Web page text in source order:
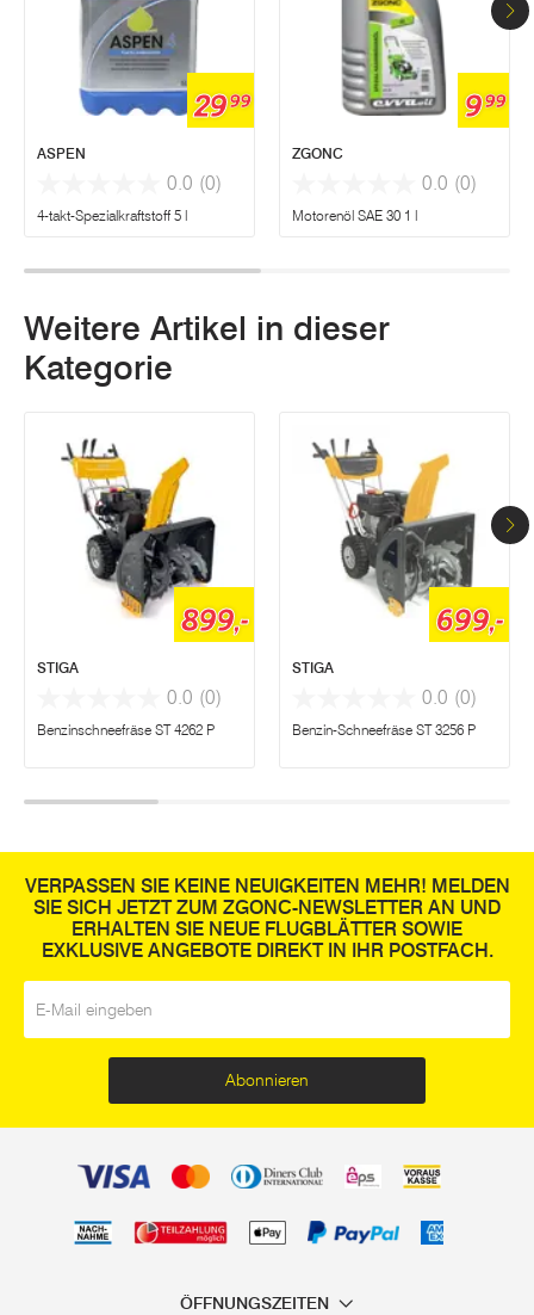
2999
ASPEN
0.0 (0)
4-takt-Spezialkraftstoff 5 l
999
ZGONC
0.0 (0)
Motorenöl SAE 30 1 l
Weitere Artikel in dieser
Kategorie
899,-
STIGA
0.0 (0)
Benzinschneefräse ST 4262 P
699,-
STIGA
0.0 (0)
Benzin-Schneefräse ST 3256 P
VERPASSEN SIE KEINE NEUIGKEITEN MEHR! MELDEN
SIE SICH JETZT ZUM ZGONC-NEWSLETTER AN UND
ERHALTEN SIE NEUE FLUGBLÄTTER SOWIE
EXKLUSIVE ANGEBOTE DIREKT IN IHR POSTFACH.
Abonnieren
ÖFFNUNGSZEITEN